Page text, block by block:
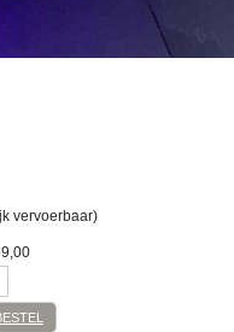
vervoerbaar)